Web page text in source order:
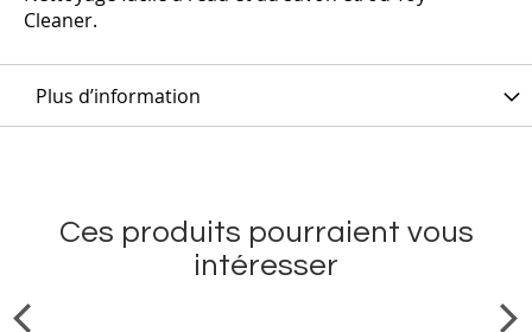
Cleaner.
Plus d’information
Ces produits pourraient vous
intéresser